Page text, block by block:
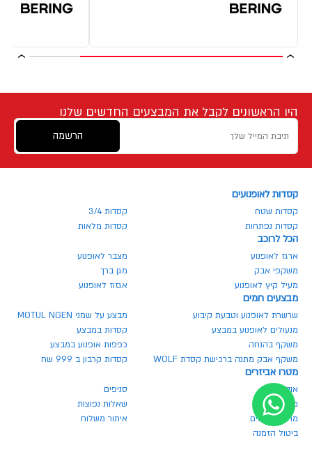
היו הראשונים לקבל את המבצעים החדשים שלנו
הרשמה
קסדות לאופנועים
קסדות שטח
קסדות 3/4
קסדות נפתחות
קסדות מלאות
הכל לרוכב
ארגז לאופנוע
מצבר לאופנוע
משקפי אבק
מגן ברך
מעיל קיץ לאופנוע
אגזוז לאופנוע
מבצעים חמים
שרשרת לאופנוע וטבעת קיבוע
מבצע על שמני MOTUL NGEN
מנעולים לאופנוע במבצע
קסדות במבצע
משקף בהנחה
כפפות אופנוע במבצע
משקף אבק מתנה ברכישת קסדת WOLF
קסדות קרבון ב 999 שח
מטרו אביזרים
אודותינו
סניפים
מגזין מטרו
שאלות נפוצות
מחירון חלפים
איתור משלוח
ביטול הזמנה